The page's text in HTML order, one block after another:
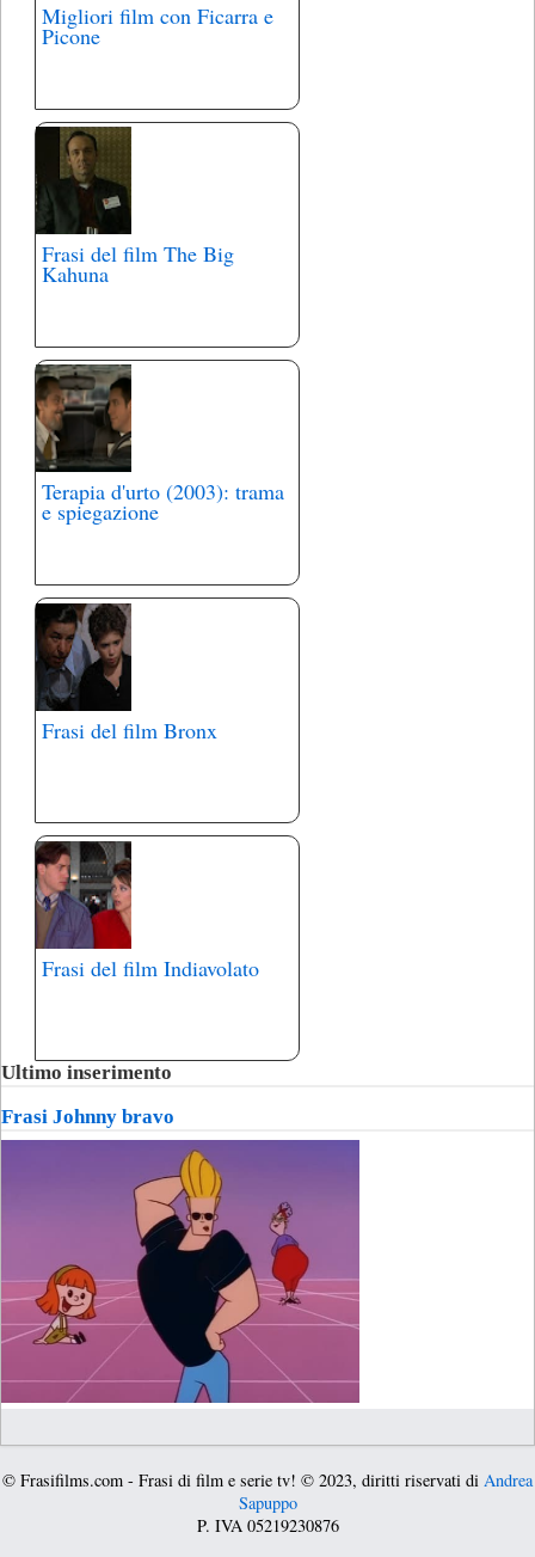
Migliori film con Ficarra e
Picone
Frasi del film The Big
Kahuna
Terapia d'urto (2003): trama
e spiegazione
Frasi del film Bronx
Frasi del film Indiavolato
Ultimo inserimento
Frasi Johnny bravo
© Frasifilms.com - Frasi di film e serie tv! © 2023, diritti riservati di Andrea
Sapuppo
P. IVA 05219230876